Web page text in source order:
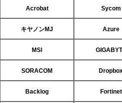
Acrobat Sycom
キヤノンMJ Azure
MSI
SORACOM
Backlog Fortinet